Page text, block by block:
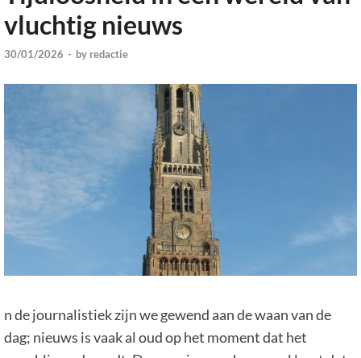
vluchtig nieuws
30/01/2026 - by redactie
n de journalistiek zijn we gewend aan de waan van de
dag; nieuws is vaak al oud op het moment dat het